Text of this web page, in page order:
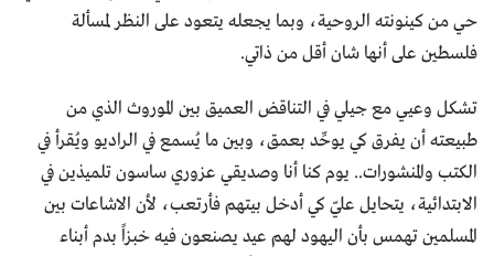
حي من كينونته الروحية، وبما يجعله يتعود على النظر لمسألة
فلسطين على أنها شان أقل من ذاتي.
تشكل وعيي مع جيلي في التناقض العميق بين الموروث الذي من
طبيعته أن يفرق كي يوحِّد بعمق، وبين ما يُسمع في الراديو ويُقرأ في
الكتب والمنشورات.. يوم كنا أنا وصديقي عزوري ساسون تلميذين في
الابتدائية، يتحايل عليّ كي أدخل بيتهم فأرتعب، لأن الاشاعات بين
المسلمين تهمس بأن اليهود لهم عيد يصنعون فيه خبزاً بدم أبناء